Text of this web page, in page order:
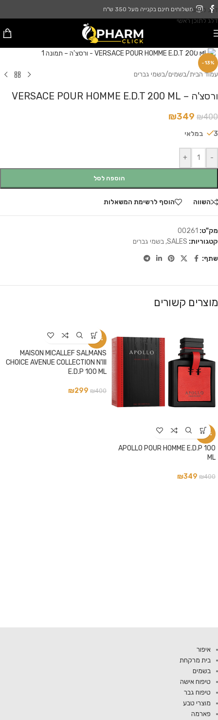
דלג לניווט
דלג לתוכן ראשי
משלוחים חינם בקנייה מעל 350 ש"ח
-13%
עמוד הבית/בשמים/בשמי גברים
ורסצ'ה – VERSACE POUR HOMME E.D.T 200 ML
₪400
₪349
3 במלאי
-
+
הוספה לסל
השווה הוסף לרשימת המשאלות
מק"ט: 00261
קטגוריות: SALES
, בשמי גברים
שתף:
מוצרים קשורים
-13%
APOLLO POUR HOMME E.D.P 100
ML
₪400
₪349
-25%
MAISON MICALLEF SALMANS
CHOICE AVENUE COLLECTION N'III
E.D.P 100 ML
₪400
₪299
איפור
בית מרקחת
בשמים
טיפוח אישה
טיפוח גבר
מוצרי טבע
פארמה